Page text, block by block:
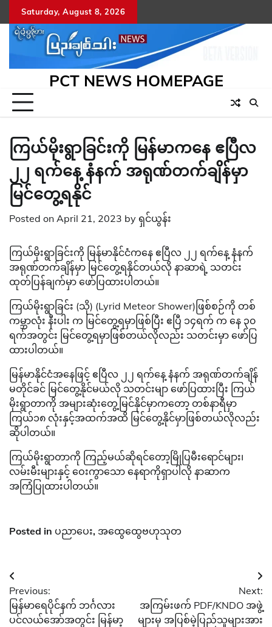
to
content
Saturday, August 8, 2026
PCT NEWS HOMEPAGE
ကြယ်မိုးရွာခြင်းကို မြန်မာကနေ ဧပြီလ
၂၂ ရက်နေ့ နံနက် အရုဏ်တက်ချိန်မှာ
မြင်တွေ့ရနိုင်
Posted on April 21, 2023 by ရှင်ယွန်း
ကြယ်မိုးရွာခြင်းကို မြန်မာနိုင်ငံကနေ ဧပြီလ ၂၂ ရက်နေ့ နံနက်
အရုဏ်တက်ချိန်မှာ မြင်တွေ့ရနိုင်တယ်လို နာဆာရဲ့ သတင်း
ထုတ်ပြန်ချက်မှာ ဖော်ပြထားပါတယ်။
ကြယ်မိုးရွာခြင်း (သို) (Lyrid Meteor Shower)ဖြစ်စဉ်ကို တစ်
ကမ္ဘာလုံး နီးပါး က မြင်တွေ့ရမှာဖြစ်ပြီး ဧပြီ ၁၄ရက် က နေ ၃၀
ရက်အတွင်း မြင်တွေ့ရမှာဖြစ်တယ်လိုလည်း သတင်းမှာ ဖော်ပြ
ထားပါတယ်။
မြန်မာနိုင်ငံအနေဖြင့် ဧပြီလ ၂၂ ရက်နေ့ နံနက် အရုဏ်တက်ချိန်
မတိုင်ခင် မြင်တွေ့နိုင်မယ်လို သတင်းမျာ ဖော်ပြထားပြီး ကြယ်
မိုးရွာတာကို အများဆုံးတွေ့မြင်နိုင်မှာကတော့ တစ်နာရီမှာ
ကြယ်၁၈ လုံးနှင့်အထက်အထိ မြင်တွေ့နိုင်မှာဖြစ်တယ်လိုလည်း
ဆိုပါတယ်။
ကြယ်မိုးရွာတာကို ကြည့်မယ်ဆိုရင်တော့မြိုပြမီးရောင်များ၊
လမ်းမီးများနှင့် ဝေးကွာသော နေရာကိုရှာပါလို နာဆာက
အကြံပြုထားပါတယ်။
Posted in ပညာပေး, အထွေထွေဗဟုသုတ
Post
navigation
Previous:
မြန်မာရေပိုင်နက် ဘင်္ဂလား
ပင်လယ်အော်အတွင်း မြန်မာ့
Next:
အကြမ်းဖက် PDF/KNDO အဖွဲ့
များမှ အပြစ်မဲ့ပြည်သူများအား